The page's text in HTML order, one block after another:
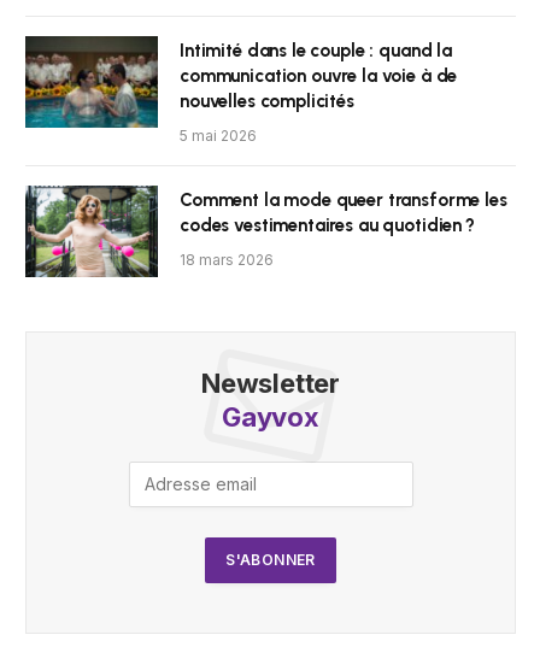
Intimité dans le couple : quand la
communication ouvre la voie à de
nouvelles complicités
5 mai 2026
Comment la mode queer transforme les
codes vestimentaires au quotidien ?
18 mars 2026
Newsletter
Gayvox